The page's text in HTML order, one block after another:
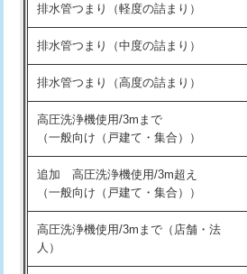
※給水管工事は20mmまでの価格です。
持込商品取付（浄水器・分岐水栓）
給水管工事※（ホール加工)
給水管工事※（バンド止め)
給水管工事※（支持金具設置)
給水管工事※（保温材使用（バンド止
め込み）)
給水管工事※（土の掘削・埋め戻し作
業)
排水管つまり（軽度の詰まり）
排水管つまり（中度の詰まり）
排水管つまり（高度の詰まり）
高圧洗浄機使用/3mまで
（一般向け（戸建て・集合））
追加 高圧洗浄機使用/3m超え
（一般向け（戸建て・集合））
高圧洗浄機使用/3mまで（店舗・法
人）